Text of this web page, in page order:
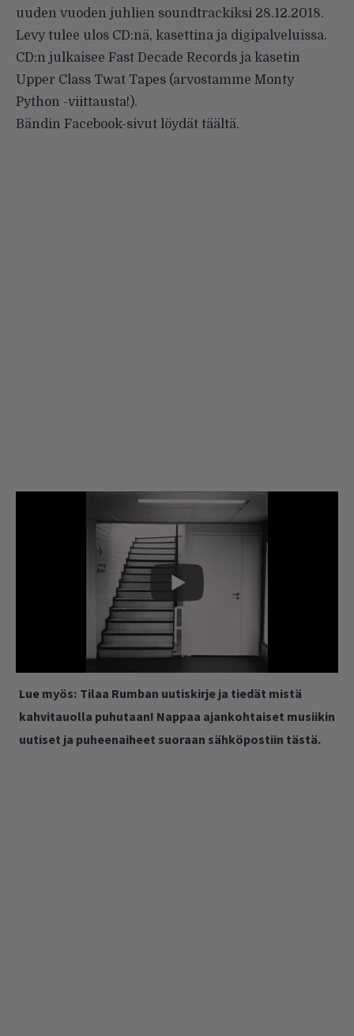
uuden vuoden juhlien soundtrackiksi 28.12.2018.
Levy tulee ulos CD:nä, kasettina ja digipalveluissa.
CD:n julkaisee Fast Decade Records ja kasetin
Upper Class Twat Tapes (arvostamme Monty
Python -viittausta!).
Bändin Facebook-sivut löydät täältä.
Lue myös: Tilaa Rumban uutiskirje ja tiedät mistä
kahvitauolla puhutaan! Nappaa ajankohtaiset musiikin
uutiset ja puheenaiheet suoraan sähköpostiin tästä.